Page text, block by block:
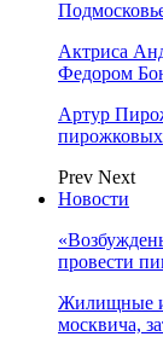
Актриса
Федором
Артур
пирожковых
Prev Next
Новости
провести
Жилищные
москвича,